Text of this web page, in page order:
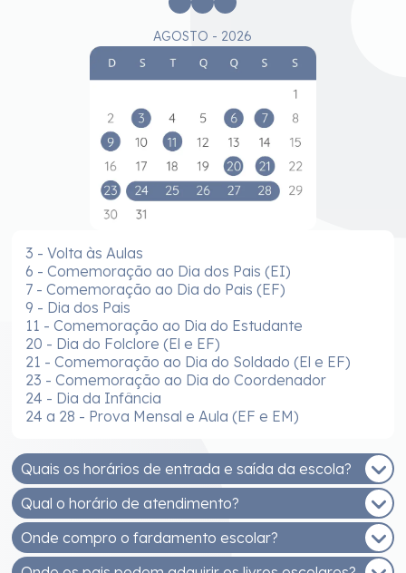
AGOSTO - 2026
3 - Volta às Aulas
6 - Comemoração ao Dia dos Pais (EI)
7 - Comemoração ao Dia do Pais (EF)
9 - Dia dos Pais
11 - Comemoração ao Dia do Estudante
20 - Dia do Folclore (El e EF)
21 - Comemoração ao Dia do Soldado (El e EF)
23 - Comemoração ao Dia do Coordenador
24 - Dia da Infância
24 a 28 - Prova Mensal e Aula (EF e EM)
Quais os horários de entrada e saída da escola?
EDUCAÇÃO INFANTIL - MANHÃ
Entrada: 7h30 às 8h
Saída: 11h30
Qual o horário de atendimento?
De segunda a sexta, das 8h às 12h e das 14h às
17h30.
Onde compro o fardamento escolar?